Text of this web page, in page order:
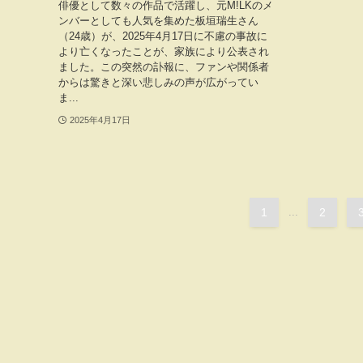
俳優として数々の作品で活躍し、元M!LKのメ
ンバーとしても人気を集めた板垣瑞生さん
（24歳）が、2025年4月17日に不慮の事故に
より亡くなったことが、家族により公表され
ました。この突然の訃報に、ファンや関係者
からは驚きと深い悲しみの声が広がってい
ま...
2025年4月17日
1 2 3